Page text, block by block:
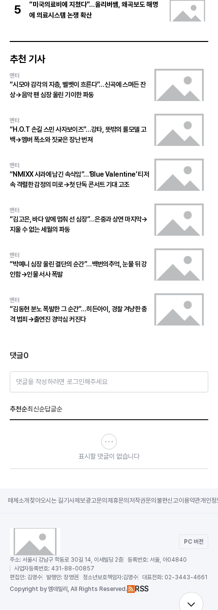
5
“미국의료비에 지쳤다”…올리버쌤, 왜곡보도 해명
에 의료시스템 논쟁 확산
추천 기사
엔터
“시모야 감각의 지층, 벨벳이 흐른다”…신곡에 스며든 잔
상→음악 팬 심장 울린 기이한 파동
엔터
“H.O.T 손길 스민 사자보이즈”…강타, 뜻밖의 롤모델 고
백→멤버 폭소와 짓궂은 장난 번져
엔터
“NMIXX 사과에 남긴 속삭임”…‘Blue Valentine’ 티저
속 격렬한 감정의 미로→첫 단독 콘서트 기대 고조
엔터
“김고은, 바다 앞에 멈춰 선 심장”…은중과 상연 마지막→
지울 수 없는 세월의 파동
엔터
“박예니 심장 울린 결단의 순간”…백번의추억, 눈물 뒤 강
인함→인물 서사 폭발
엔터
“김동현 분노 폭발한 그 순간”…히든아이, 경찰 겨냥한 충
격 범죄→출연진 경악심 커진다
댓글0
댓글을 작성하려면 로그인해주세요
추천순최신순답글순
표시할 댓글이 없습니다
매체소개 찾아오시는 길기사제보광고문의 제휴문의 저작권문의 불편신고이용약관개인정
PC 버전
주소: 서울시 강남구 학동로 30길 14, 이세빌딩 2층 등록번호: 서울, 아04840
사업자등록번호: 431-88-00857
편집인: 김명수 발행인: 장영권 청소년보호책임자:김명수 대표전화: 02-3443-4661
Copyright by 엠데일리, All Rights Reserved. RSS